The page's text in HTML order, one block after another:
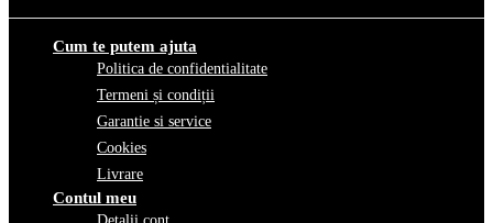
Cum te putem ajuta
Politica de confidentialitate
Termeni și condiții
Garantie si service
Cookies
Livrare
Contul meu